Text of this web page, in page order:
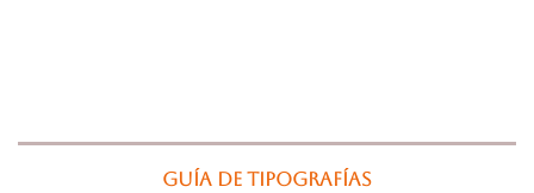
Guía de tipografías